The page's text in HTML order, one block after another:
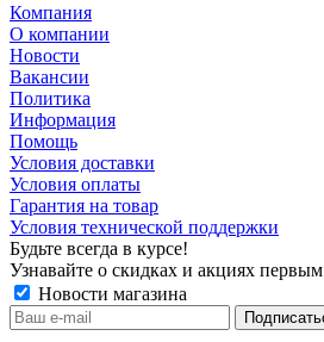
Компания
О компании
Новости
Вакансии
Политика
Информация
Помощь
Условия доставки
Условия оплаты
Гарантия на товар
Условия технической поддержки
Будьте всегда в курсе!
Узнавайте о скидках и акциях первым
Новости магазина